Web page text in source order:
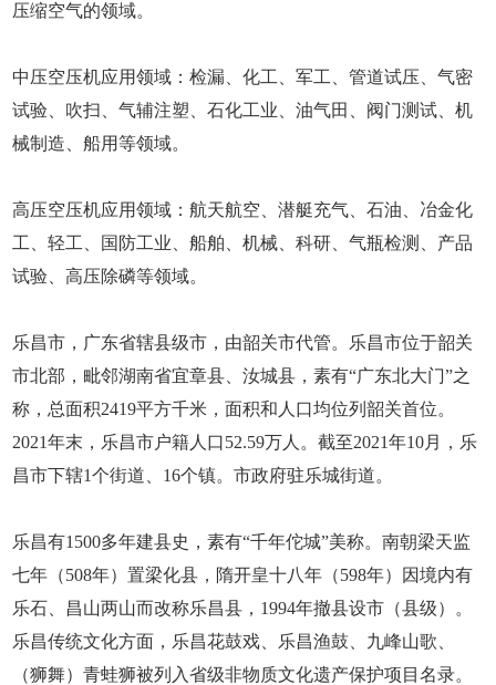
压缩空气的领域。
中压空压机应用领域：检漏、化工、军工、管道试压、气密
试验、吹扫、气辅注塑、石化工业、油气田、阀门测试、机
械制造、船用等领域。
高压空压机应用领域：航天航空、潜艇充气、石油、冶金化
工、轻工、国防工业、船舶、机械、科研、气瓶检测、产品
试验、高压除磷等领域。
乐昌市，广东省辖县级市，由韶关市代管。乐昌市位于韶关
市北部，毗邻湖南省宜章县、汝城县，素有“广东北大门”之
称，总面积2419平方千米，面积和人口均位列韶关首位。
2021年末，乐昌市户籍人口52.59万人。截至2021年10月，乐
昌市下辖1个街道、16个镇。市政府驻乐城街道。
乐昌有1500多年建县史，素有“千年佗城”美称。南朝梁天监
七年（508年）置梁化县，隋开皇十八年（598年）因境内有
乐石、昌山两山而改称乐昌县，1994年撤县设市（县级）。
乐昌传统文化方面，乐昌花鼓戏、乐昌渔鼓、九峰山歌、
（狮舞）青蛙狮被列入省级非物质文化遗产保护项目名录。